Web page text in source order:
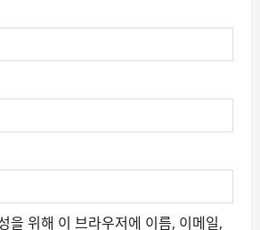
을 위해 이 브라우저에 이름, 이메일,